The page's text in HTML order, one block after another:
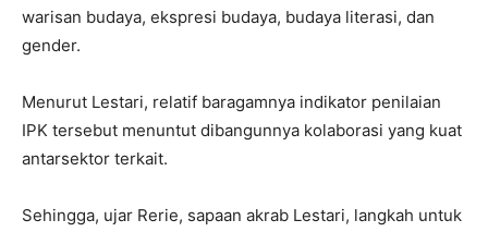
warisan budaya, ekspresi budaya, budaya literasi, dan
gender.
Menurut Lestari, relatif baragamnya indikator penilaian
IPK tersebut menuntut dibangunnya kolaborasi yang kuat
antarsektor terkait.
Sehingga, ujar Rerie, sapaan akrab Lestari, langkah untuk